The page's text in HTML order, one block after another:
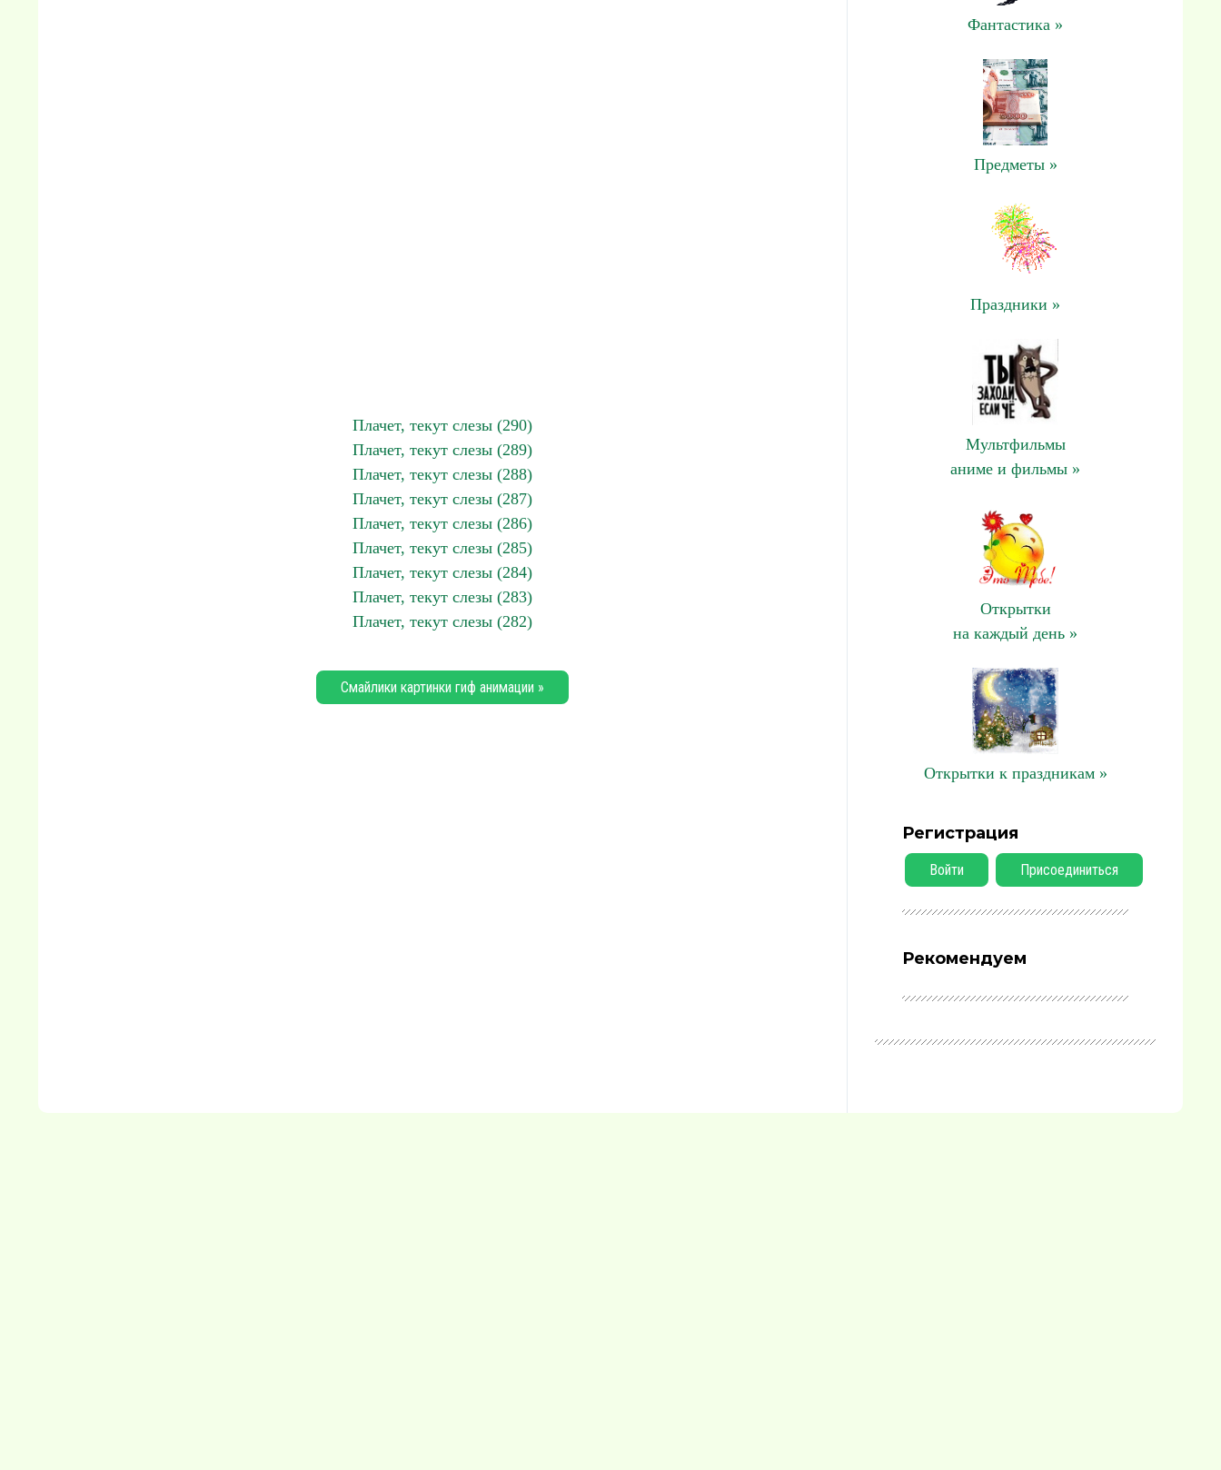
Плачет, текут слезы (290)
Плачет, текут слезы (289)
Плачет, текут слезы (288)
Плачет, текут слезы (287)
Плачет, текут слезы (286)
Плачет, текут слезы (285)
Плачет, текут слезы (284)
Плачет, текут слезы (283)
Плачет, текут слезы (282)
Смайлики картинки гиф анимации »
Фантастика »
Предметы »
Праздники »
Мультфильмы
аниме и фильмы »
Открытки
на каждый день »
Открытки к праздникам »
Регистрация
Войти Присоединиться
Рекомендуем